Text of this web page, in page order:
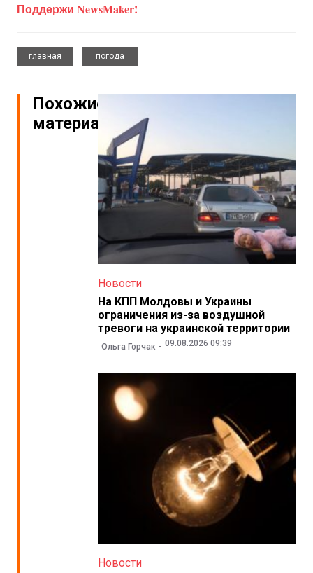
Поддержи NewsMaker!
главная
погода
Похожие
материалы
Новости
На КПП Молдовы и Украины
ограничения из-за воздушной
тревоги на украинской территории
Ольга Горчак 09.08.2026 09:39
Новости